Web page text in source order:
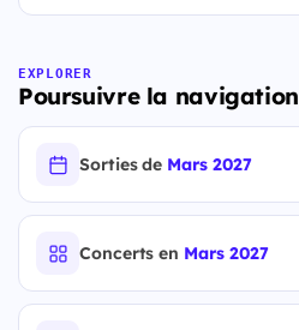
EXPLORER
Poursuivre la navigation
Sorties de Mars 2027
Concerts en Mars 2027